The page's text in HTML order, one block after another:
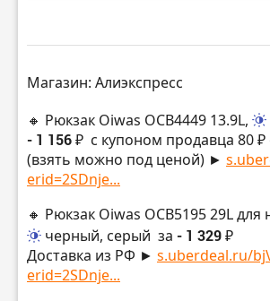
Магазин: Алиэкспресс
🔸 Рюкзак Oiwas OCB4449 13.9L,
- 1 156 ₽ с купоном продавца 80 ₽
(взять можно под ценой) ►
erid=2SDnje...
🔸 Рюкзак Oiwas OCB5195 29L для
черный, серый за - 1 329 ₽
Доставка из РФ ► s.uberdeal.ru/
erid=2SDnje...